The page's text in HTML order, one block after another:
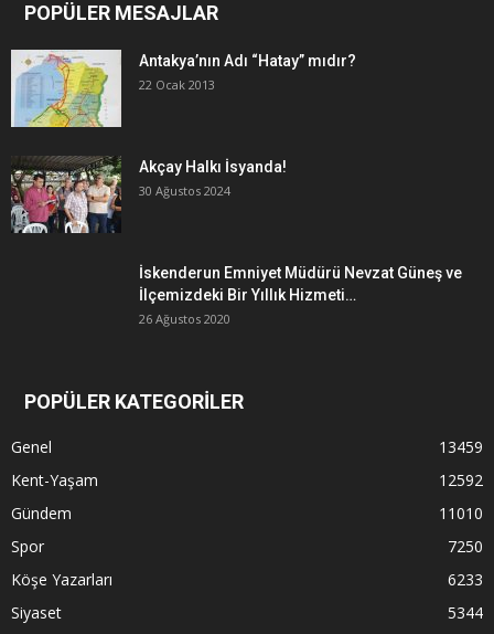
POPÜLER MESAJLAR
Antakya’nın Adı “Hatay” mıdır?
22 Ocak 2013
Akçay Halkı İsyanda!
30 Ağustos 2024
İskenderun Emniyet Müdürü Nevzat Güneş ve
İlçemizdeki Bir Yıllık Hizmeti…
26 Ağustos 2020
POPÜLER KATEGORİLER
Genel
13459
Kent-Yaşam
12592
Gündem
11010
Spor
7250
Köşe Yazarları
6233
Siyaset
5344